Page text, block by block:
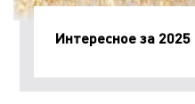
Интересное за 2025